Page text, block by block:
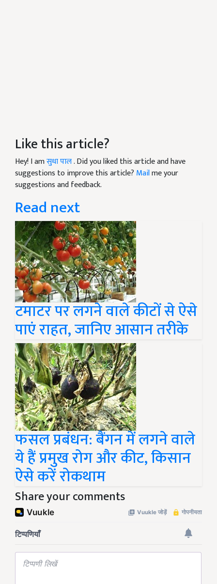
Like this article?
Hey! I amसुधा पाल. Did you liked this article and have
suggestions to improve this article? Mailme your
suggestions and feedback.
Read next
टमाटर पर लगने वाले कीटों से ऐसे
पाएं राहत, जानिए आसान तरीके
फसल प्रबंधन: बैंगन में लगने वाले
ये हैं प्रमुख रोग और कीट, किसान
ऐसे करें रोकथाम
Share your comments